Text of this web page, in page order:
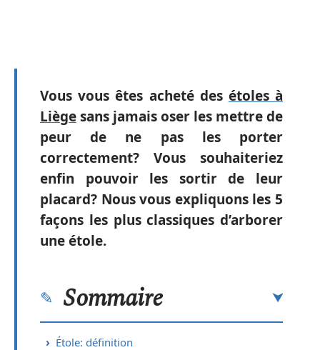
Vous vous êtes acheté des étoles à
Liègesans jamais oser les mettre de
peur de ne pas les porter
correctement? Vous souhaiteriez
enfin pouvoir les sortir de leur
placard? Nous vous expliquons les 5
façons les plus classiques d’arborer
une étole.
Sommaire
Étole: définition